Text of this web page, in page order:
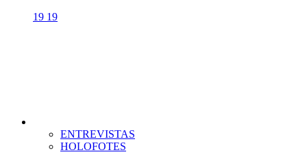
19 19
ENTREVISTAS
HOLOFOTES